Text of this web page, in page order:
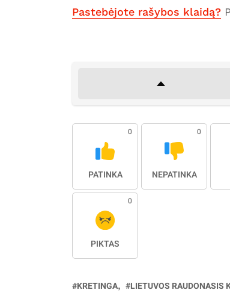
Pastebėjote rašybos klaidą?
0
PATINKA
0
NEPATINKA
0
PIKTAS
KRETINGA LIETUVOS RAUDONASIS